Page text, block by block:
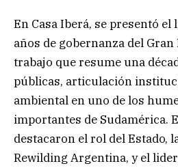
En Casa Iberá, se presentó
años de gobernanza del
trabajo que resume una
públicas, articulación
ambiental en uno de los
importantes de Sudamérica.
destacaron el rol del Estado,
Rewilding Argentina, y el